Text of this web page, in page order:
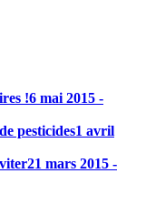
!6 mai 2015 -
pesticides1 avril
21 mars 2015 -